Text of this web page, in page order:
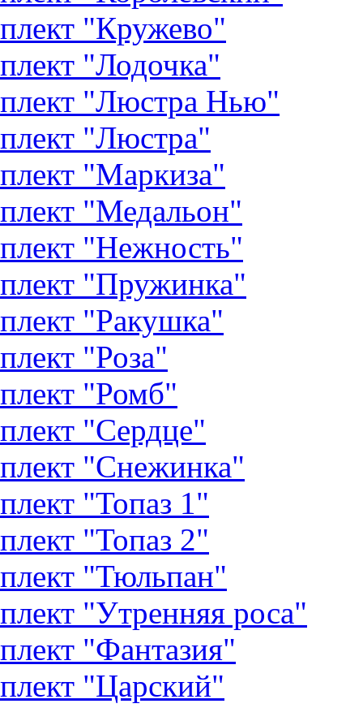
"Кружево"
"Лодочка"
"Люстра Нью"
"Люстра"
"Маркиза"
"Медальон"
"Нежность"
"Пружинка"
"Ракушка"
"Роза"
"Ромб"
"Сердце"
"Снежинка"
"Топаз 1"
"Топаз 2"
"Тюльпан"
"Утренняя роса"
"Фантазия"
"Царский"